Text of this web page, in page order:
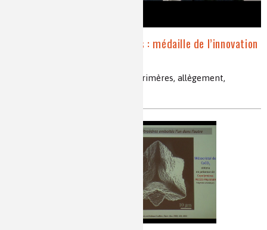
Les matériaux intelligents : médaille de l’innovation
élastomères auto-cicatrisants, vitrimères, allègement,